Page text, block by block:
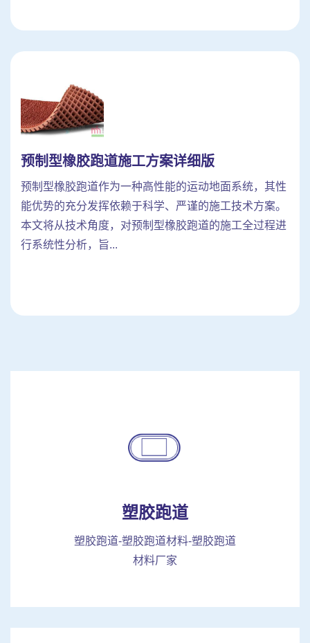
预制型橡胶跑道施工方案详细版
预制型橡胶跑道作为一种高性能的运动地面系统，其性
能优势的充分发挥依赖于科学、严谨的施工技术方案。
本文将从技术角度，对预制型橡胶跑道的施工全过程进
行系统性分析，旨...
塑胶跑道
塑胶跑道-塑胶跑道材料-塑胶跑道
材料厂家